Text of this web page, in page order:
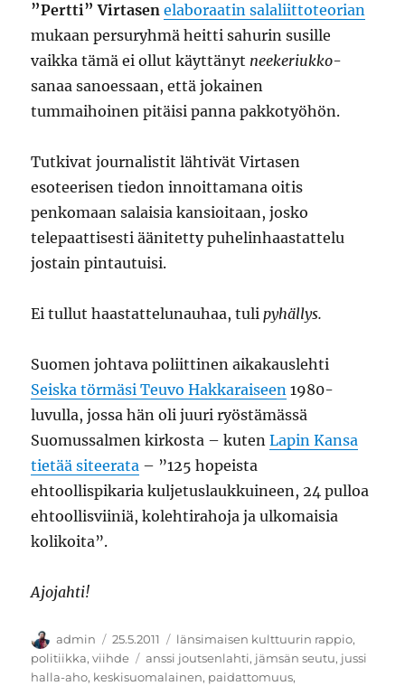
”Pertti” Virtasen elaboraatin salaliittoteorian
mukaan persuryhmä heitti sahurin susille
vaikka tämä ei ollut käyttänyt neekeriukko-
sanaa sanoessaan, että jokainen
tummaihoinen pitäisi panna pakkotyöhön.
Tutkivat journalistit lähtivät Virtasen
esoteerisen tiedon innoittamana oitis
penkomaan salaisia kansioitaan, josko
telepaattisesti äänitetty puhelinhaastattelu
jostain pintautuisi.
Ei tullut haastattelunauhaa, tulipyhällys.
Suomen johtava poliittinen aikakauslehti
Seiska törmäsi Teuvo Hakkaraiseen 1980-
luvulla, jossa hän oli juuri ryöstämässä
Suomussalmen kirkosta – kutenLapin Kansa
tietää siteerata – ”125 hopeista
ehtoollispikaria kuljetuslaukkuineen, 24 pulloa
ehtoollisviiniä, kolehtirahoja ja ulkomaisia
kolikoita”.
Ajojahti!
Kirjoittaja
admin Julkaistu
25.5.2011 Kategoriat
länsimaisen kulttuurin rappio,
politiikka,viihde Avainsanat
anssi joutsenlahti, jämsän seutu, jussi
halla-aho, keskisuomalainen, paidattomuus,